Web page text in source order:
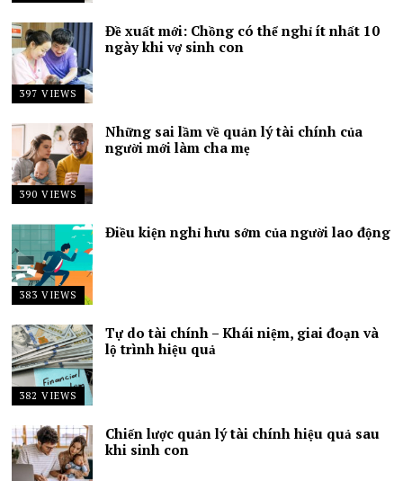
397 VIEWS
Đề xuất mới: Chồng có thể nghỉ ít nhất 10
ngày khi vợ sinh con
390 VIEWS
Những sai lầm về quản lý tài chính của
người mới làm cha mẹ
383 VIEWS
Điều kiện nghỉ hưu sớm của người lao động
382 VIEWS
Tự do tài chính – Khái niệm, giai đoạn và
lộ trình hiệu quả
Chiến lược quản lý tài chính hiệu quả sau
khi sinh con